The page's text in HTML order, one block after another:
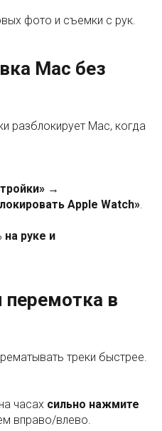
фото и съемки с рук.
Mac без
разблокирует Mac, когда
→
Apple Watch».
на руке и
перемотка в
треки быстрее.
на часах сильно нажмите
вправо/влево.